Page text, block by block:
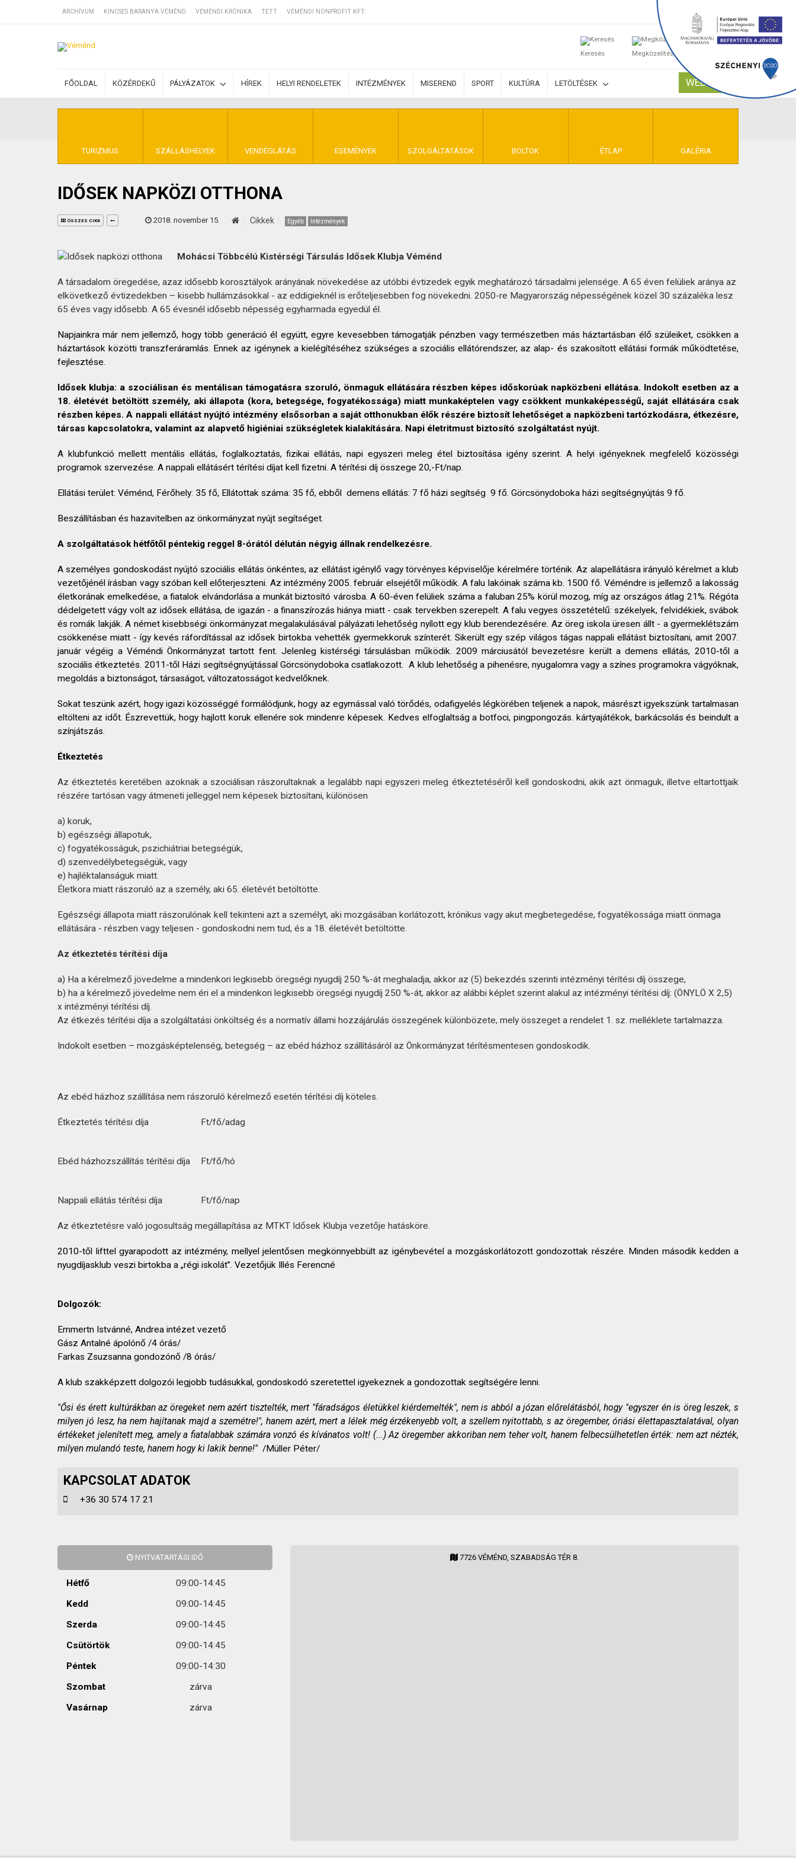
ARCHÍVUM KINCSES BARANYA VÉMÉND VÉMÉNDI KRÓNIKA TETT VÉMÉNDI NONPROFIT KFT.
Keresés Megközelítés
0
FŐOLDAL KÖZÉRDEKŰ PÁLYÁZATOK HÍREK HELYI RENDELETEK INTÉZMÉNYEK MISEREND SPORT KULTÚRA LETÖLTÉSEK WEBSHOP
TURIZMUS SZÁLLÁSHELYEK VENDÉGLÁTÁS ESEMÉNYEK SZOLGÁLTATÁSOK BOLTOK ÉTLAP GALÉRIA
SZÁLLÁSOK
BEJEGYZÉSEK
ÁLTALÁNOS SZERZŐDÉSI FELTÉTELEK
KINCSES BARANYA VÉMÉND
KAPCSOLAT
IDŐSEK NAPKÖZI OTTHONA
ÖSSZES CIKK 2018. november 15. Cikkek Egyéb Intézmények
Mohácsi Többcélú Kistérségi Társulás Idősek Klubja Véménd
A társadalom öregedése, azaz idősebb korosztályok arányának növekedése az utóbbi évtizedek egyik meghatározó társadalmi jelensége. A 65 éven felüliek aránya az
elkövetkező évtizedekben – kisebb hullámzásokkal - az eddigieknél is erőteljesebben fog növekedni. 2050-re Magyarország népességének közel 30 százaléka lesz
65 éves vagy idősebb. A 65 évesnél idősebb népesség egyharmada egyedül él.
Napjainkra már nem jellemző, hogy több generáció él együtt, egyre kevesebben támogatják pénzben vagy természetben más háztartásban élő szüleiket, csökken a
háztartások közötti transzferáramlás. Ennek az igénynek a kielégítéséhez szükséges a szociális ellátórendszer, az alap- és szakosított ellátási formák működtetése,
fejlesztése.
Idősek klubja: a szociálisan és mentálisan támogatásra szoruló, önmaguk ellátására részben képes időskorúak napközbeni ellátása. Indokolt esetben az a
18. életévét betöltött személy, aki állapota (kora, betegsége, fogyatékossága) miatt munkaképtelen vagy csökkent munkaképességű, saját ellátására csak
részben képes.A nappali ellátást nyújtó intézmény elsősorban a saját otthonukban élők részére biztosít lehetőséget a napközbeni tartózkodásra, étkezésre,
társas kapcsolatokra, valamint az alapvető higiéniai szükségletek kialakítására. Napi életritmust biztosító szolgáltatást nyújt.
A klubfunkció mellett mentális ellátás, foglalkoztatás, fizikai ellátás, napi egyszeri meleg étel biztosítása igény szerint. A helyi igényeknek megfelelő közösségi
programok szervezése. A nappali ellátásért térítési díjat kell fizetni. A térítési díj összege 20,-Ft/nap.
Ellátási terület: Véménd, Férőhely: 35 fő, Ellátottak száma: 35 fő, ebből demens ellátás: 7 fő házi segítség 9 fő. Görcsönydoboka házi segítségnyújtás 9 fő.
Beszállításban és hazavitelben az önkormányzat nyújt segítséget.
A szolgáltatások hétfőtől péntekig reggel 8-órától délután négyig állnak rendelkezésre.
A személyes gondoskodást nyújtó szociális ellátás önkéntes, az ellátást igénylő vagy törvényes képviselője kérelmére történik. Az alapellátásra irányuló kérelmet a klub
vezetőjénél írásban vagy szóban kell előterjeszteni. Az intézmény 2005. február elsejétől működik. A falu lakóinak száma kb. 1500 fő. Véméndre is jellemző a lakosság
életkorának emelkedése, a fiatalok elvándorlása a munkát biztosító városba. A 60-éven felüliek száma a faluban 25% körül mozog, míg az országos átlag 21%. Régóta
dédelgetett vágy volt az idősek ellátása, de igazán - a finanszírozás hiánya miatt - csak tervekben szerepelt. A falu vegyes összetételű: székelyek, felvidékiek, svábok
és romák lakják. A német kisebbségi önkormányzat megalakulásával pályázati lehetőség nyílott egy klub berendezésére. Az öreg iskola üresen állt - a gyermeklétszám
csökkenése miatt - így kevés ráfordítással az idősek birtokba vehették gyermekkoruk színterét. Sikerült egy szép világos tágas nappali ellátást biztosítani, amit 2007.
január végéig a Véméndi Önkormányzat tartott fent. Jelenleg kistérségi társulásban működik. 2009 márciusától bevezetésre került a demens ellátás, 2010-től a
szociális étkeztetés. 2011-től Házi segítségnyújtással Görcsönydoboka csatlakozott. A klub lehetőség a pihenésre, nyugalomra vagy a színes programokra vágyóknak,
megoldás a biztonságot, társaságot, változatosságot kedvelőknek.
Sokat teszünk azért, hogy igazi közösséggé formálódjunk, hogy az egymással való törődés, odafigyelés légkörében teljenek a napok, másrészt igyekszünk tartalmasan
eltölteni az időt. Észrevettük, hogy hajlott koruk ellenére sok mindenre képesek. Kedves elfoglaltság a botfoci, pingpongozás. kártyajátékok, barkácsolás és beindult a
színjátszás.
Étkeztetés
Az étkeztetés keretében azoknak a szociálisan rászorultaknak a legalább napi egyszeri meleg étkeztetéséről kell gondoskodni, akik azt önmaguk, illetve eltartottjaik
részére tartósan vagy átmeneti jelleggel nem képesek biztosítani, különösen
a) koruk,
b) egészségi állapotuk,
c) fogyatékosságuk, pszichiátriai betegségük,
d) szenvedélybetegségük, vagy
e) hajléktalanságuk miatt.
Életkora miatt rászoruló az a személy, aki 65. életévét betöltötte.
Egészségi állapota miatt rászorulónak kell tekinteni azt a személyt, aki mozgásában korlátozott, krónikus vagy akut megbetegedése, fogyatékossága miatt önmaga
ellátására - részben vagy teljesen - gondoskodni nem tud, és a 18. életévét betöltötte.
Az étkeztetés térítési díja
a) Ha a kérelmező jövedelme a mindenkori legkisebb öregségi nyugdíj 250 %-át meghaladja, akkor az (5) bekezdés szerinti intézményi térítési díj összege,
b) ha a kérelmező jövedelme nem éri el a mindenkori legkisebb öregségi nyugdíj 250 %-át, akkor az alábbi képlet szerint alakul az intézményi térítési díj: (ÖNYLÖ X 2,5)
x intézményi térítési díj.
Az étkezés térítési díja a szolgáltatási önköltség és a normatív állami hozzájárulás összegének különbözete, mely összeget a rendelet 1. sz. melléklete tartalmazza.
Indokolt esetben – mozgásképtelenség, betegség – az ebéd házhoz szállításáról az Önkormányzat térítésmentesen gondoskodik.
Az ebéd házhoz szállítása nem rászoruló kérelmező esetén térítési díj köteles.
Étkeztetés térítési díja Ft/fő/adag
Ebéd házhozszállítás térítési díja Ft/fő/hó
Nappali ellátás térítési díja Ft/fő/nap
Az étkeztetésre való jogosultság megállapítása az MTKT Idősek Klubja vezetője hatásköre.
2010-től lifttel gyarapodott az intézmény, mellyel jelentősen megkönnyebbült az igénybevétel a mozgáskorlátozott gondozottak részére. Minden második kedden a
nyugdíjasklub veszi birtokba a „régi iskolát”. Vezetőjük Illés Ferencné
Dolgozók:
Emmertn Istvánné, Andrea intézet vezető
Gász Antalné ápolónő /4 órás/
Farkas Zsuzsanna gondozónő /8 órás/
A klub szakképzett dolgozói legjobb tudásukkal, gondoskodó szeretettel igyekeznek a gondozottak segítségére lenni.
"Ősi és érett kultúrákban az öregeket nem azért tisztelték, mert "fáradságos életükkel kiérdemelték", nem is abból a józan előrelátásból, hogy "egyszer én is öreg leszek, s
milyen jó lesz, ha nem hajítanak majd a szemétre!", hanem azért, mert a lélek még érzékenyebb volt, a szellem nyitottabb, s az öregember, óriási élettapasztalatával, olyan
értékeket jelenített meg, amely a fiatalabbak számára vonzó és kívánatos volt! (...) Az öregember akkoriban nem teher volt, hanem felbecsülhetetlen érték: nem azt nézték,
milyen mulandó teste, hanem hogy ki lakik benne!" /Müller Péter/
KAPCSOLAT ADATOK
+36 30 574 17 21
NYITVATARTÁSI IDŐ
Hétfő
09:00-14:45
Kedd
09:00-14:45
Szerda
09:00-14:45
Csütörtök
09:00-14:45
Péntek
09:00-14:30
Szombat
zárva
Vasárnap
zárva
7726 VÉMÉND, SZABADSÁG TÉR 8.